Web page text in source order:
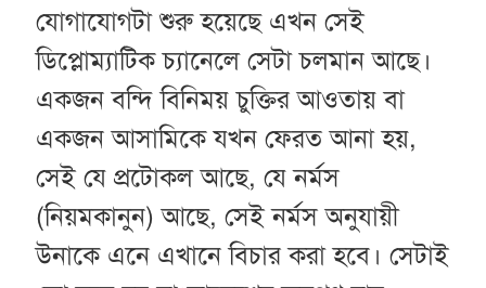
যোগাযোগটা শুরু হয়েছে এখন সেই
ডিপ্লোম্যাটিক চ্যানেলে সেটা চলমান আছে।
একজন বন্দি বিনিময় চুক্তির আওতায় বা
একজন আসামিকে যখন ফেরত আনা হয়,
সেই যে প্রটোকল আছে, যে নর্মস
(নিয়মকানুন) আছে, সেই নর্মস অনুযায়ী
উনাকে এনে এখানে বিচার করা হবে। সেটাই